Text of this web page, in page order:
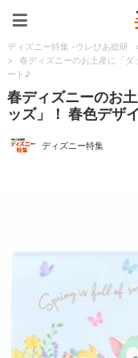
ディズニー特集 -ウレぴあ総研
>
春ディズニーのお土産に「ダ
ート♪
春ディズニーのお
ッズ」！ 春色デザ
ディズニー特集